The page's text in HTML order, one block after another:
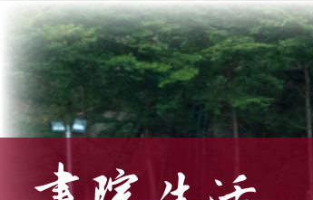
Skip
content